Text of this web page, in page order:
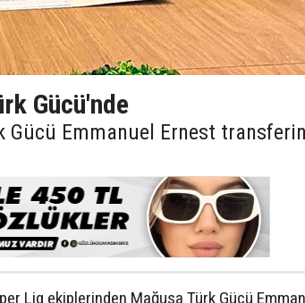
Gücü'nde
Gücü Emmanuel Ernest
Lig ekiplerinden Mağusa Türk Gücü